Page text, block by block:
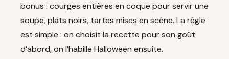
bonus : courges entières en coque pour servir une
soupe, plats noirs, tartes mises en scène. La règle
est simple : on choisit la recette pour son goût
d’abord, on l’habille Halloween ensuite.